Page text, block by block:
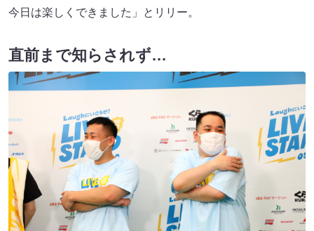
今日は楽しくできました」とリリー。
直前まで知らされず…